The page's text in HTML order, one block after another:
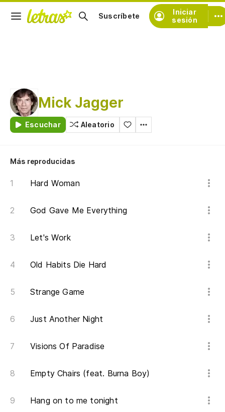
Iniciar
sesión
Suscríbete
Mick Jagger
Escuchar Aleatorio
Más reproducidas
Hard Woman
God Gave Me Everything
Let's Work
Old Habits Die Hard
Strange Game
Just Another Night
Visions Of Paradise
Empty Chairs (feat. Burna Boy)
Hang on to me tonight